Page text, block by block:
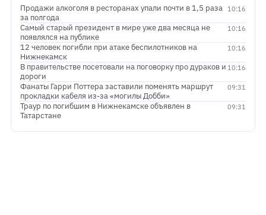
10:16
Продажи алкоголя в ресторанах упали почти в 1,5 раза
за полгода
10:16
Самый старый президент в мире уже два месяца не
появлялся на публике
10:16
12 человек погибли при атаке беспилотников на
Нижнекамск
10:16
В правительстве посетовали на поговорку про дураков и
дороги
09:31
Фанаты Гарри Поттера заставили поменять маршрут
прокладки кабеля из-за «могилы Добби»
09:31
Траур по погибшим в Нижнекамске объявлен в
Татарстане